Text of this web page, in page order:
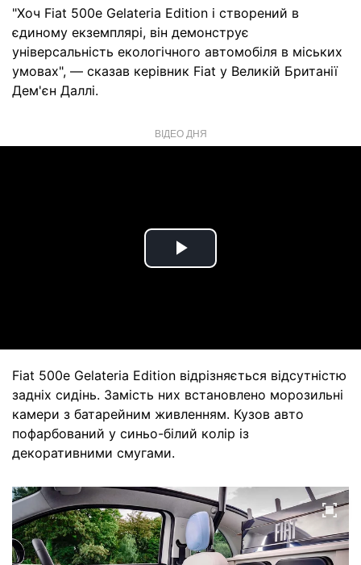
"Хоч Fiat 500e Gelateria Edition і створений в
єдиному екземплярі, він демонструє
універсальність екологічного автомобіля в міських
умовах", — сказав керівник Fiat у Великій Британії
Дем'єн Даллі.
ВІДЕО ДНЯ
Play
Fiat 500e Gelateria Edition відрізняється відсутністю
задніх сидінь. Замість них встановлено морозильні
камери з батарейним живленням. Кузов авто
пофарбований у синьо-білий колір із
декоративними смугами.